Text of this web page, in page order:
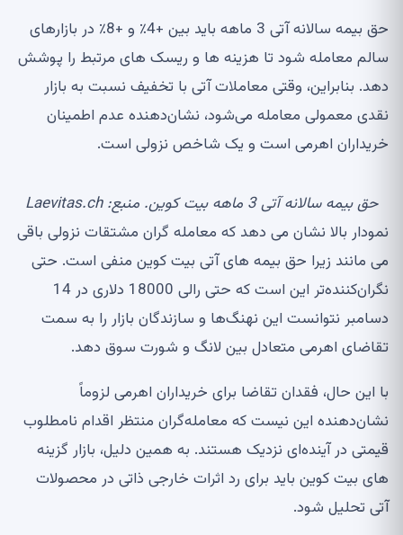
حق بیمه سالانه آتی 3 ماهه باید بین +4٪ و +8٪ در بازارهای
سالم معامله شود تا هزینه ها و ریسک های مرتبط را پوشش
دهد. بنابراین، وقتی معاملات آتی با تخفیف نسبت به بازار
نقدی معمولی معامله می‌شود، نشان‌دهنده عدم اطمینان
خریداران اهرمی است و یک شاخص نزولی است.
حق بیمه سالانه آتی 3 ماهه بیت کوین. منبع: Laevitas.ch
نمودار بالا نشان می دهد که معامله گران مشتقات نزولی باقی
می مانند زیرا حق بیمه های آتی بیت کوین منفی است. حتی
نگران‌کننده‌تر این است که حتی رالی 18000 دلاری در 14
دسامبر نتوانست این نهنگ‌ها و سازندگان بازار را به سمت
تقاضای اهرمی متعادل بین لانگ و شورت سوق دهد.
با این حال، فقدان تقاضا برای خریداران اهرمی لزوماً
نشان‌دهنده این نیست که معامله‌گران منتظر اقدام نامطلوب
قیمتی در آینده‌ای نزدیک هستند. به همین دلیل، بازار گزینه
های بیت کوین باید برای رد اثرات خارجی ذاتی در محصولات
آتی تحلیل شود.